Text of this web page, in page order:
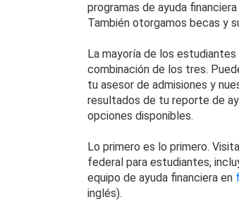
programas de ayuda
También otorgamos becas y
La mayoría de los
combinación de los tres.
tu asesor de admisiones y
resultados de tu reporte de
opciones disponibles.
Lo primero es lo primero. Visita
federal para estudiantes,
equipo de ayuda financiera en
inglés).